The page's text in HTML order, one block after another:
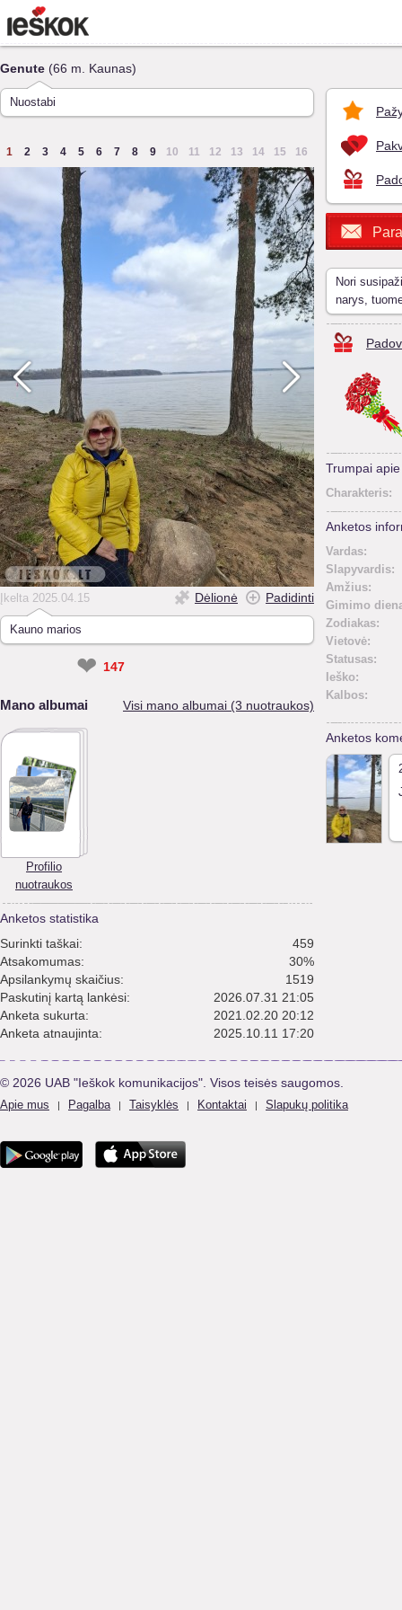
Genute (66 m. Kaunas)
Nuostabi
1 2 3 4 5 6 7 8 9 10 11 12 13 14 15 16
Įkelta 2025.04.15 Dėlionė Padidinti
Kauno marios
❤ 147
Mano albumai Visi mano albumai (3 nuotraukos)
Profilio
nuotraukos
Anketos statistika
Surinkti taškai:
459
Atsakomumas:
30%
Apsilankymų skaičius:
1519
Paskutinį kartą lankėsi:
2026.07.31 21:05
Anketa sukurta:
2021.02.20 20:12
Anketa atnaujinta:
2025.10.11 17:20
Nori
narys,
Trumpai
Charakteris:
Anketos
Vardas:
Slapyvardis:
Amžius:
Gimimo
Zodiakas:
Vietovė:
Statusas:
Ieško:
Kalbos:
Anketos
© 2026 UAB "Ieškok komunikacijos". Visos teisės saugomos.
Apie mus | Pagalba | Taisyklės | Kontaktai | Slapukų politika